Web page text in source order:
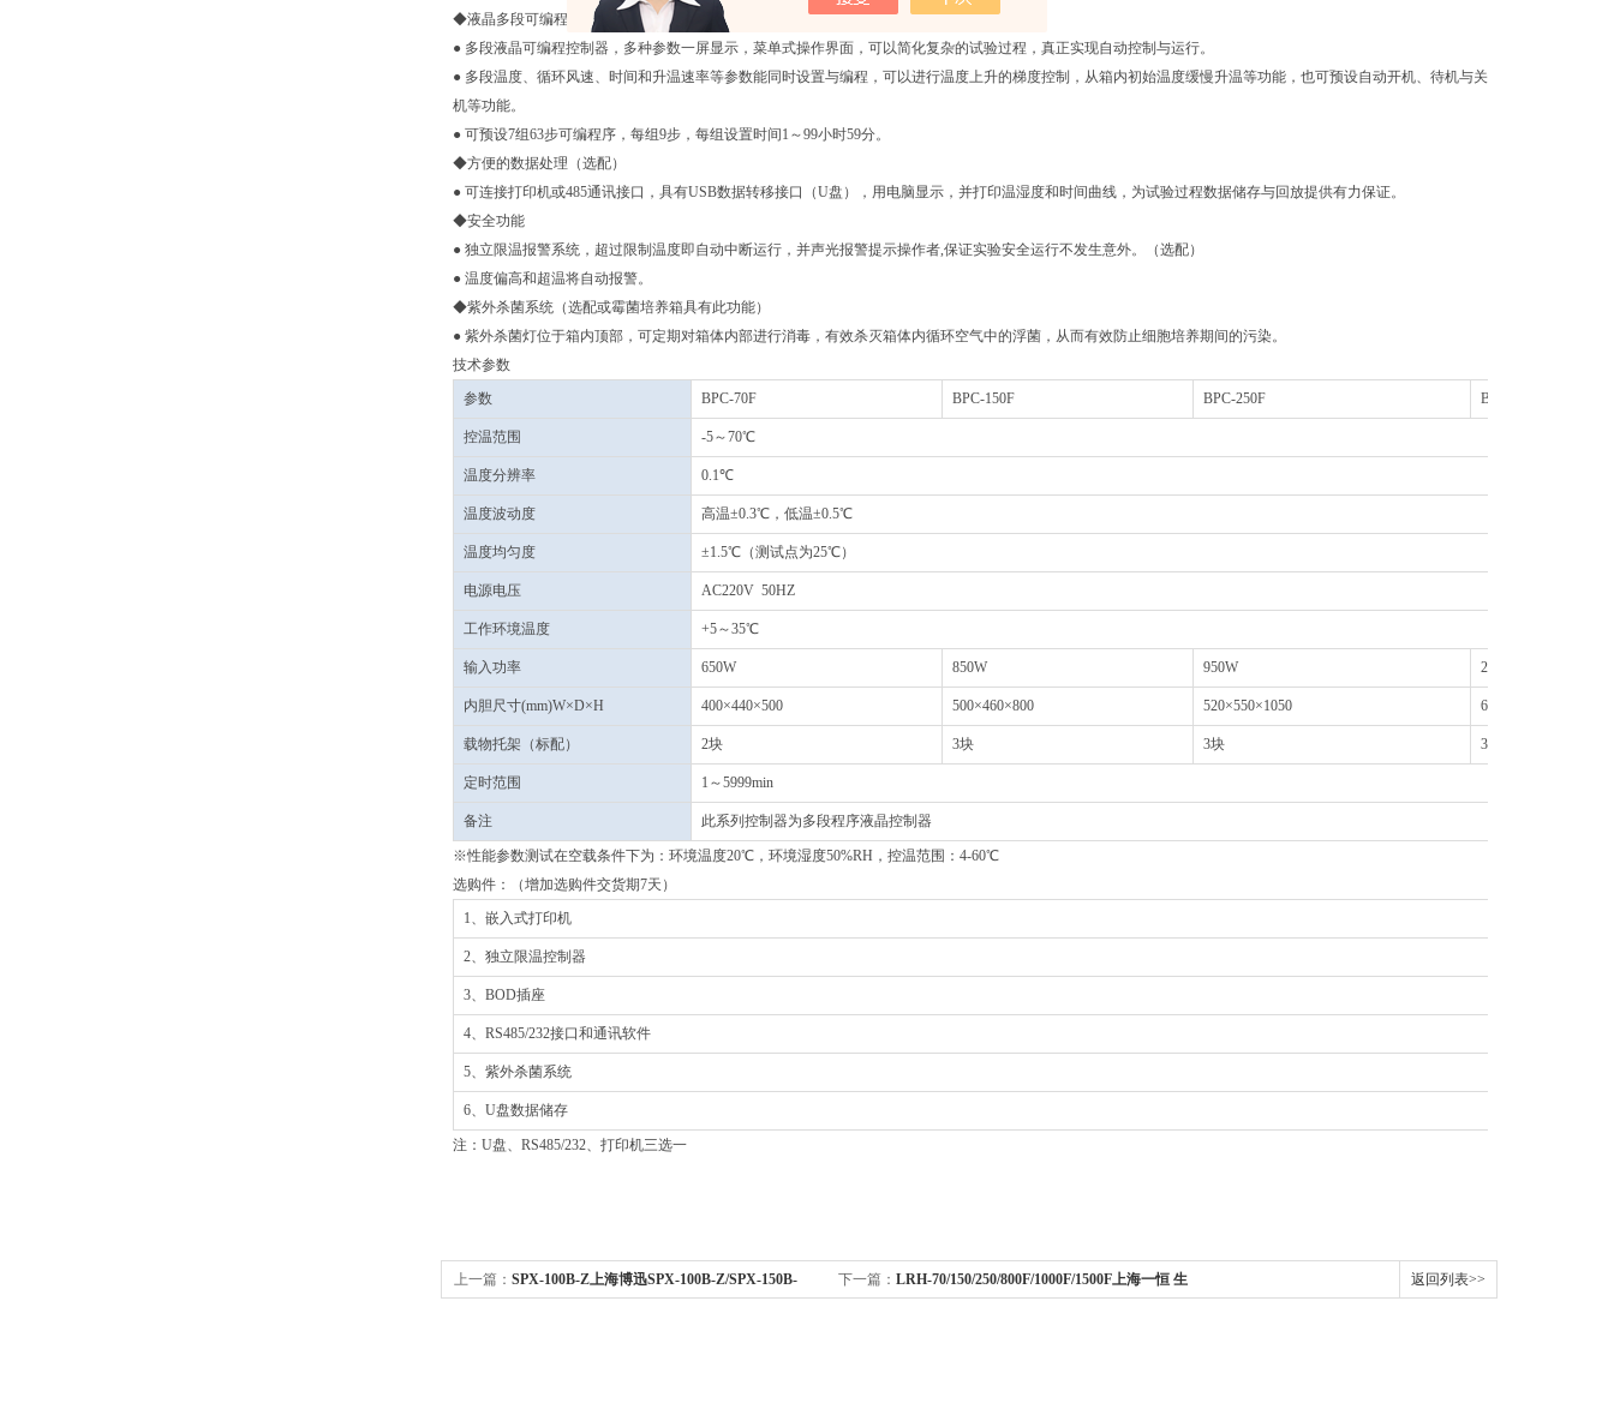
◆液晶多段可编程控制器
● 多段液晶可编程控制器，多种参数一屏显示，菜单式操作界面，可以简化复杂的试验过程，真正实现自动控制与运行。
● 多段温度、循环风速、时间和升温速率等参数能同时设置与编程，可以进行温度上升的梯度控制，从箱内初始温度缓慢升温等功能，也可预设自动开机、待机与关
机等功能。
● 可预设7组63步可编程序，每组9步，每组设置时间1～99小时59分。
◆方便的数据处理（选配）
● 可连接打印机或485通讯接口，具有USB数据转移接口（U盘），用电脑显示，并打印温湿度和时间曲线，为试验过程数据储存与回放提供有力保证。
◆安全功能
● 独立限温报警系统，超过限制温度即自动中断运行，并声光报警提示操作者,保证实验安全运行不发生意外。（选配）
● 温度偏高和超温将自动报警。
◆紫外杀菌系统（选配或霉菌培养箱具有此功能）
● 紫外杀菌灯位于箱内顶部，可定期对箱体内部进行消毒，有效杀灭箱体内循环空气中的浮菌，从而有效防止细胞培养期间的污染。
技术参数
参数
BPC-70F BPC-150F BPC-250F BPC-500F
控温范围 -5～70℃
温度分辨率 0.1℃
温度波动度 高温±0.3℃，低温±0.5℃
温度均匀度 ±1.5℃（测试点为25℃）
电源电压 AC220V 50HZ
工作环境温度 +5～35℃
输入功率 650W 850W 950W 2250W
内胆尺寸(mm)W×D×H 400×440×500 500×460×800 520×550×1050 670×720×1020
载物托架（标配） 2块 3块 3块 3块
定时范围 1～5999min
备注 此系列控制器为多段程序液晶控制器
※性能参数测试在空载条件下为：环境温度20℃，环境湿度50%RH，控温范围：4-60℃
选购件：（增加选购件交货期7天）
1、嵌入式打印机
2、独立限温控制器
3、BOD插座
4、RS485/232接口和通讯软件
5、紫外杀菌系统
6、U盘数据储存
注：U盘、RS485/232、打印机三选一
上一篇： SPX-100B-Z上海博迅SPX-100B-Z/SPX-150B- 下一篇： LRH-70/150/250/800F/1000F/1500F上海一恒 生 返回列表>>